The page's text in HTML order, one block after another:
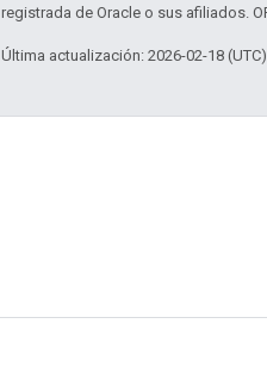
registrada de Oracle o sus afiliados.
Última actualización: 2026-02-18 (UTC)